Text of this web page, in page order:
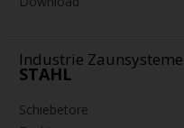
Industrie Zaunsysteme
STAHL
Schiebetore